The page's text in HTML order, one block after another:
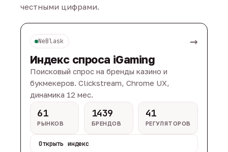
честными цифрами.
NeBlask →
Индекс спроса iGaming
Поисковый спрос на бренды казино и
букмекеров. Clickstream, Chrome UX,
динамика 12 мес.
61
РЫНКОВ
1439
БРЕНДОВ
41
РЕГУЛЯТОРОВ
Открыть индекс